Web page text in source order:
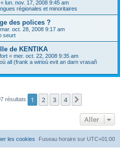
« lun. nov. 17, 2008 9:45 am
régionales et minoritaires
des polices ?
mar. oct. 28, 2008 9:17 am
seurt
de KENTIKA
« mer. oct. 22, 2008 9:35 am
all (frank a wirioù evit an darn vrasañ
résultats 1 2 3 4
Aller
Fuseau horaire sur UTC+01:00
les cookies